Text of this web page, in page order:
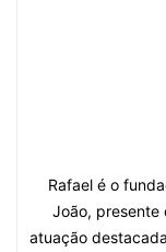
Rafael é o
João, presente
atuação